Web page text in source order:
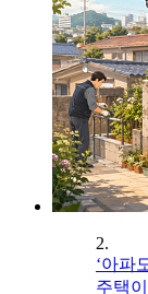
2.
‘아파
주택